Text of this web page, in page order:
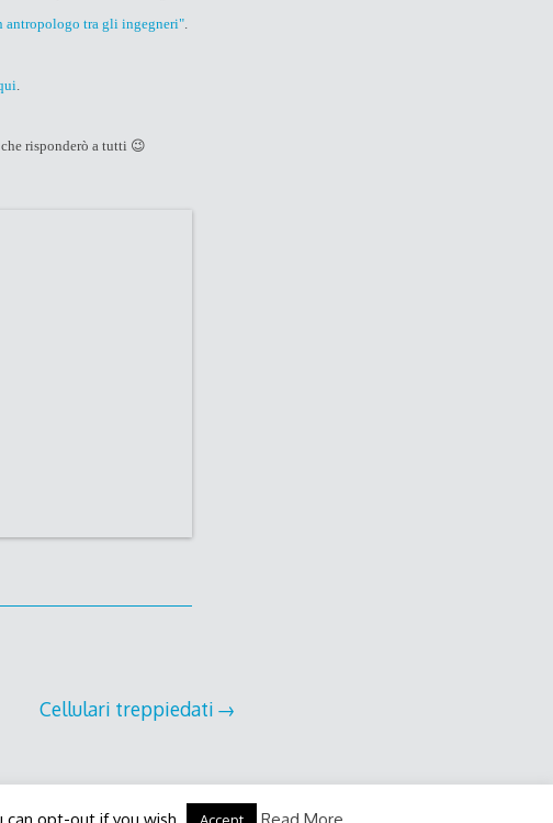
antropologo tra gli ingegneri".
risponderò a tutti 😉
Cellulari treppiedati